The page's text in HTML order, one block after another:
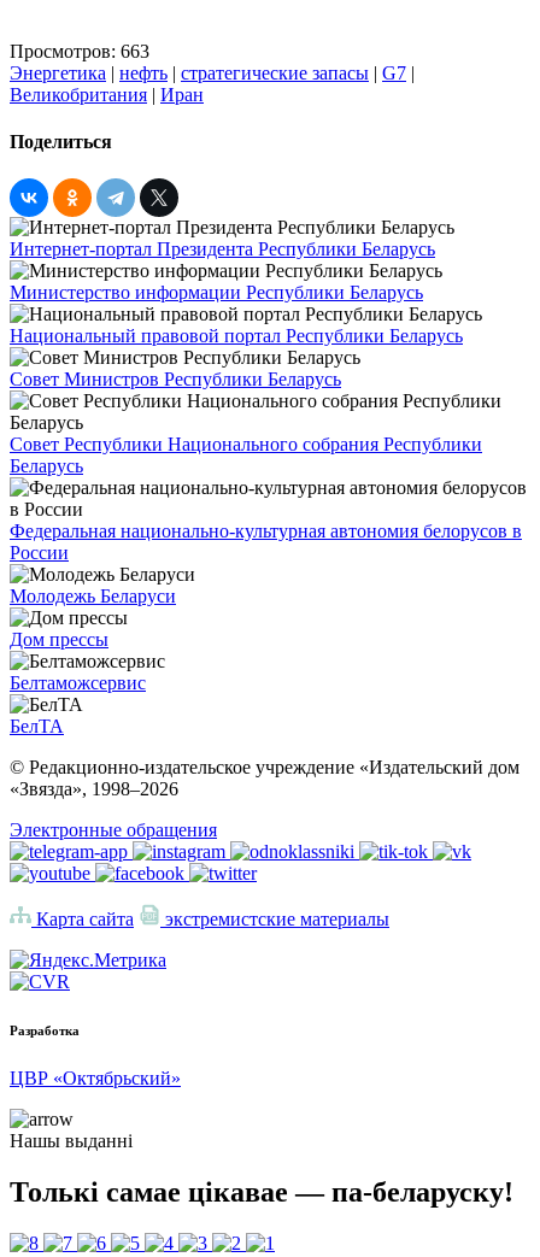
Просмотров: 663
Энергетика | нефть | стратегические запасы | G7 |
Великобритания | Иран
Поделиться
Интернет-портал Президента Республики Беларусь
Министерство информации Республики Беларусь
Национальный правовой портал Республики Беларусь
Совет Министров Республики Беларусь
Совет Республики Национального собрания Республики
Беларусь
Федеральная национально-культурная автономия белорусов в
России
Молодежь Беларуси
Дом прессы
Белтаможсервис
БелТА
© Редакционно-издательское учреждение «Издательский дом
«Звязда», 1998–2026
Электронные обращения
Карта сайта экстремистские материалы
Разработка
ЦВР «Октябрьский»
Нашы выданні
Толькі самае цікавае — па-беларуску!